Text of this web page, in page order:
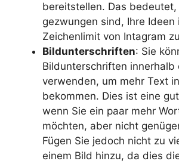
bereitstellen. Das
gezwungen sind, Ihre Ideen
Zeichenlimit von Intagram
Bildunterschriften: Sie
Bildunterschriften innerhalb
verwenden, um mehr Text
bekommen. Dies ist eine
wenn Sie ein paar mehr
möchten, aber nicht
Fügen Sie jedoch nicht zu
einem Bild hinzu, da dies